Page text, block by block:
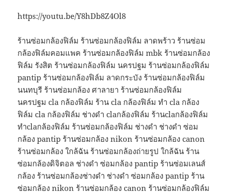
https://youtu.be/Y8hDb8Z4Ol8
ร้านซ่อมกล้องฟิล์ม ร้านซ่อมกล้องฟิล์ม ลาดพร้าว ร้านซ่อม
กล้องฟิล์มคอมแพค ร้านซ่อมกล้องฟิล์ม mbk ร้านซ่อมกล้อง
ฟิล์ม รังสิต ร้านซ่อมกล้องฟิล์ม นครปฐม ร้านซ่อมกล้องฟิล์ม
pantip ร้านซ่อมกล้องฟิล์ม ลาดกระบัง ร้านซ่อมกล้องฟิล์ม
นนทบุรี ร้านซ่อมกล้อง ศาลายา ร้านซ่อมกล้องฟิล์ม
นครปฐม cla กล้องฟิล์ม ร้าน cla กล้องฟิล์ม ทำ cla กล้อง
ฟิล์ม cla กล้องฟิล์ม ช่างดำ claกล้องฟิล์ม ร้านclaกล้องฟิล์ม
ทำclaกล้องฟิล์ม ร้านซ่อมกล้องฟิล์ม ช่างดํา ช่างดํา ซ่อม
กล้อง pantip ร้านซ่อมกล้อง nikon ร้านซ่อมกล้อง canon
ร้านซ่อมกล้อง ใกล้ฉัน ร้านซ่อมกล้องถ่ายรูป ใกล้ฉัน ร้าน
ซ่อมกล้องดิจิตอล ช่างดำ ซ่อมกล้อง pantip ร้านซ่อมเลนส์
กล้อง ร้านซ่อมกล้องช่างดํา ช่างดํา ซ่อมกล้อง pantip ร้าน
ซ่อมกล้อง nikon ร้านซ่อมกล้อง canon ร้านซ่อมกล้องฟิล์ม